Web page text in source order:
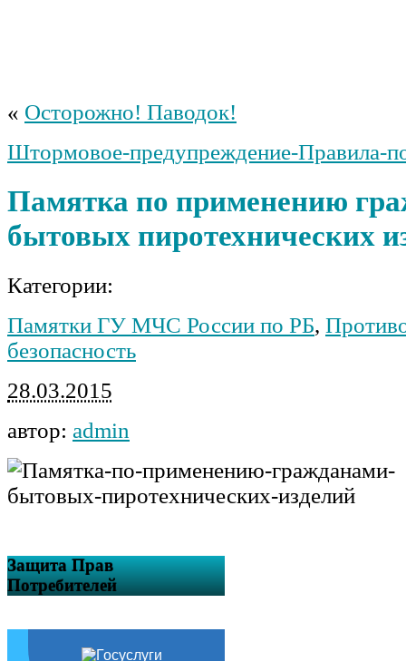
« Осторожно! Паводок!
Штормовое-предупреждение-Правила-
Памятка по применению
бытовых пиротехнических
Категории:
Памятки ГУ МЧС России по РБ,
безопасность
28.03.2015
автор: admin
Защита Прав
Потребителей